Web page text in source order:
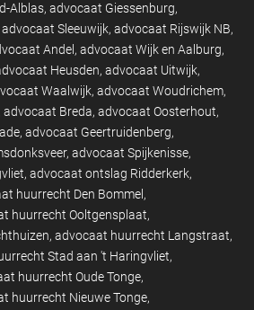
Alblas advocaat Giessenburg
advocaat Sleeuwijk advocaat Rijswijk NB
Andel advocaat Wijk en Aalburg
Heusden advocaat Uitwijk
Waalwijk advocaat Woudrichem
advocaat Breda advocaat Oosterhout
advocaat Geertruidenberg
advocaat Spijkenisse
advocaat ontslag Ridderkerk
huurrecht Den Bommel
huurrecht Ooltgensplaat
advocaat huurrecht Langstraat
Stad aan 't Haringvliet
huurrecht Oude Tonge
huurrecht Nieuwe Tonge